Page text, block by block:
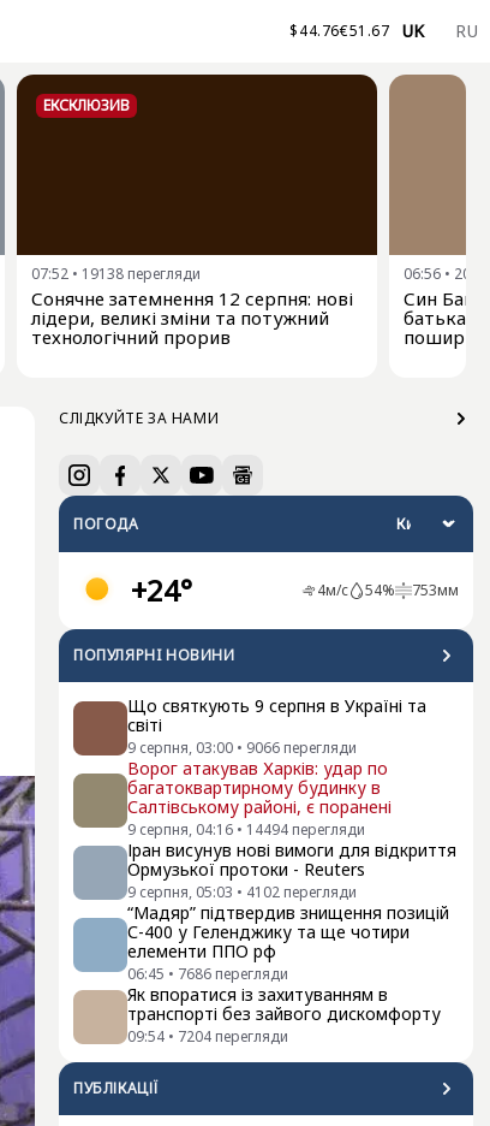
$44.76€51.67 UK RU
ЕКСКЛЮЗИВ
07:52 • 19138 перегляди
Сонячне затемнення 12 серпня: нові
лідери, великі зміни та потужний
технологічний прорив
06:56 •
Син
батька-
СЛІДКУЙТЕ ЗА НАМИ
ПОГОДА
+24° 4м/с 54% 753мм
ПОПУЛЯРНI НОВИНИ
Що святкують 9 серпня в Україні та
світі
9 серпня, 03:00 • 9066 перегляди
Ворог атакував Харків: удар по
багатоквартирному будинку в
Салтівському районі, є поранені
9 серпня, 04:16 • 14494 перегляди
Іран висунув нові вимоги для відкриття
Ормузької протоки - Reuters
9 серпня, 05:03 • 4102 перегляди
“Мадяр” підтвердив знищення позицій
С-400 у Геленджику та ще чотири
елементи ППО рф
06:45 • 7686 перегляди
Як впоратися із захитуванням в
транспорті без зайвого дискомфорту
09:54 • 7204 перегляди
ПУБЛІКАЦІЇ